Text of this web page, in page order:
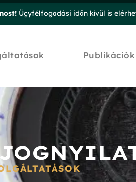
Ügyfélfogadási időn kívül is
Publikációk